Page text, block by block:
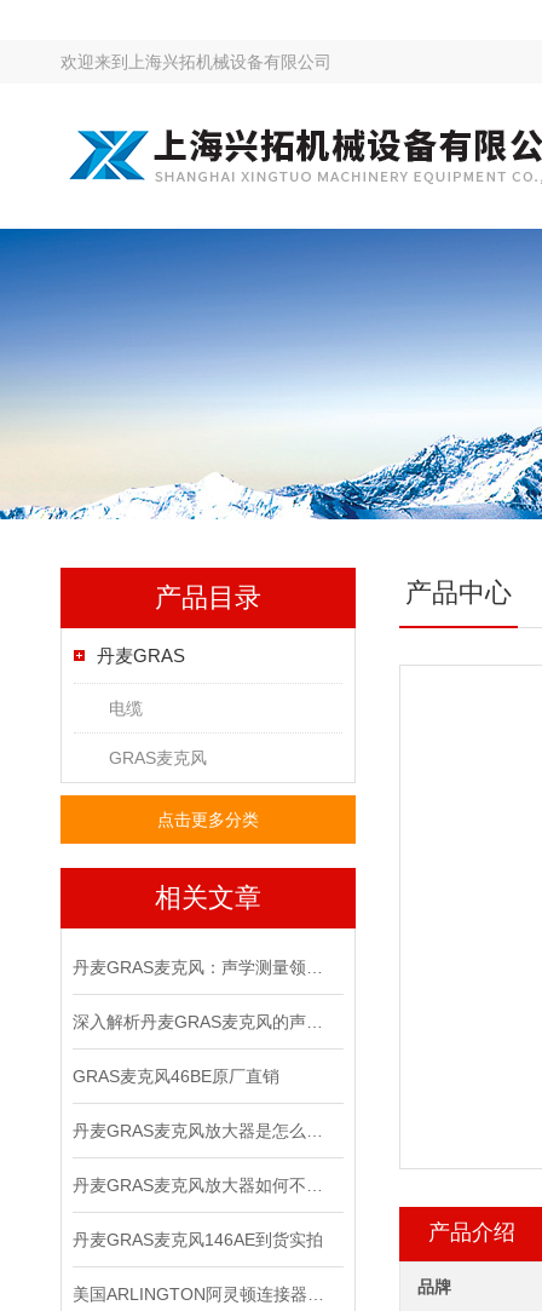
欢迎来到 上海兴拓机械设备有限公司
产品目录
丹麦GRAS
电缆
GRAS麦克风
点击更多分类
相关文章
GRAS麦克风46BE原厂直销
丹麦GRAS麦克风146AE到货实拍
产品中心
产品介绍
品牌